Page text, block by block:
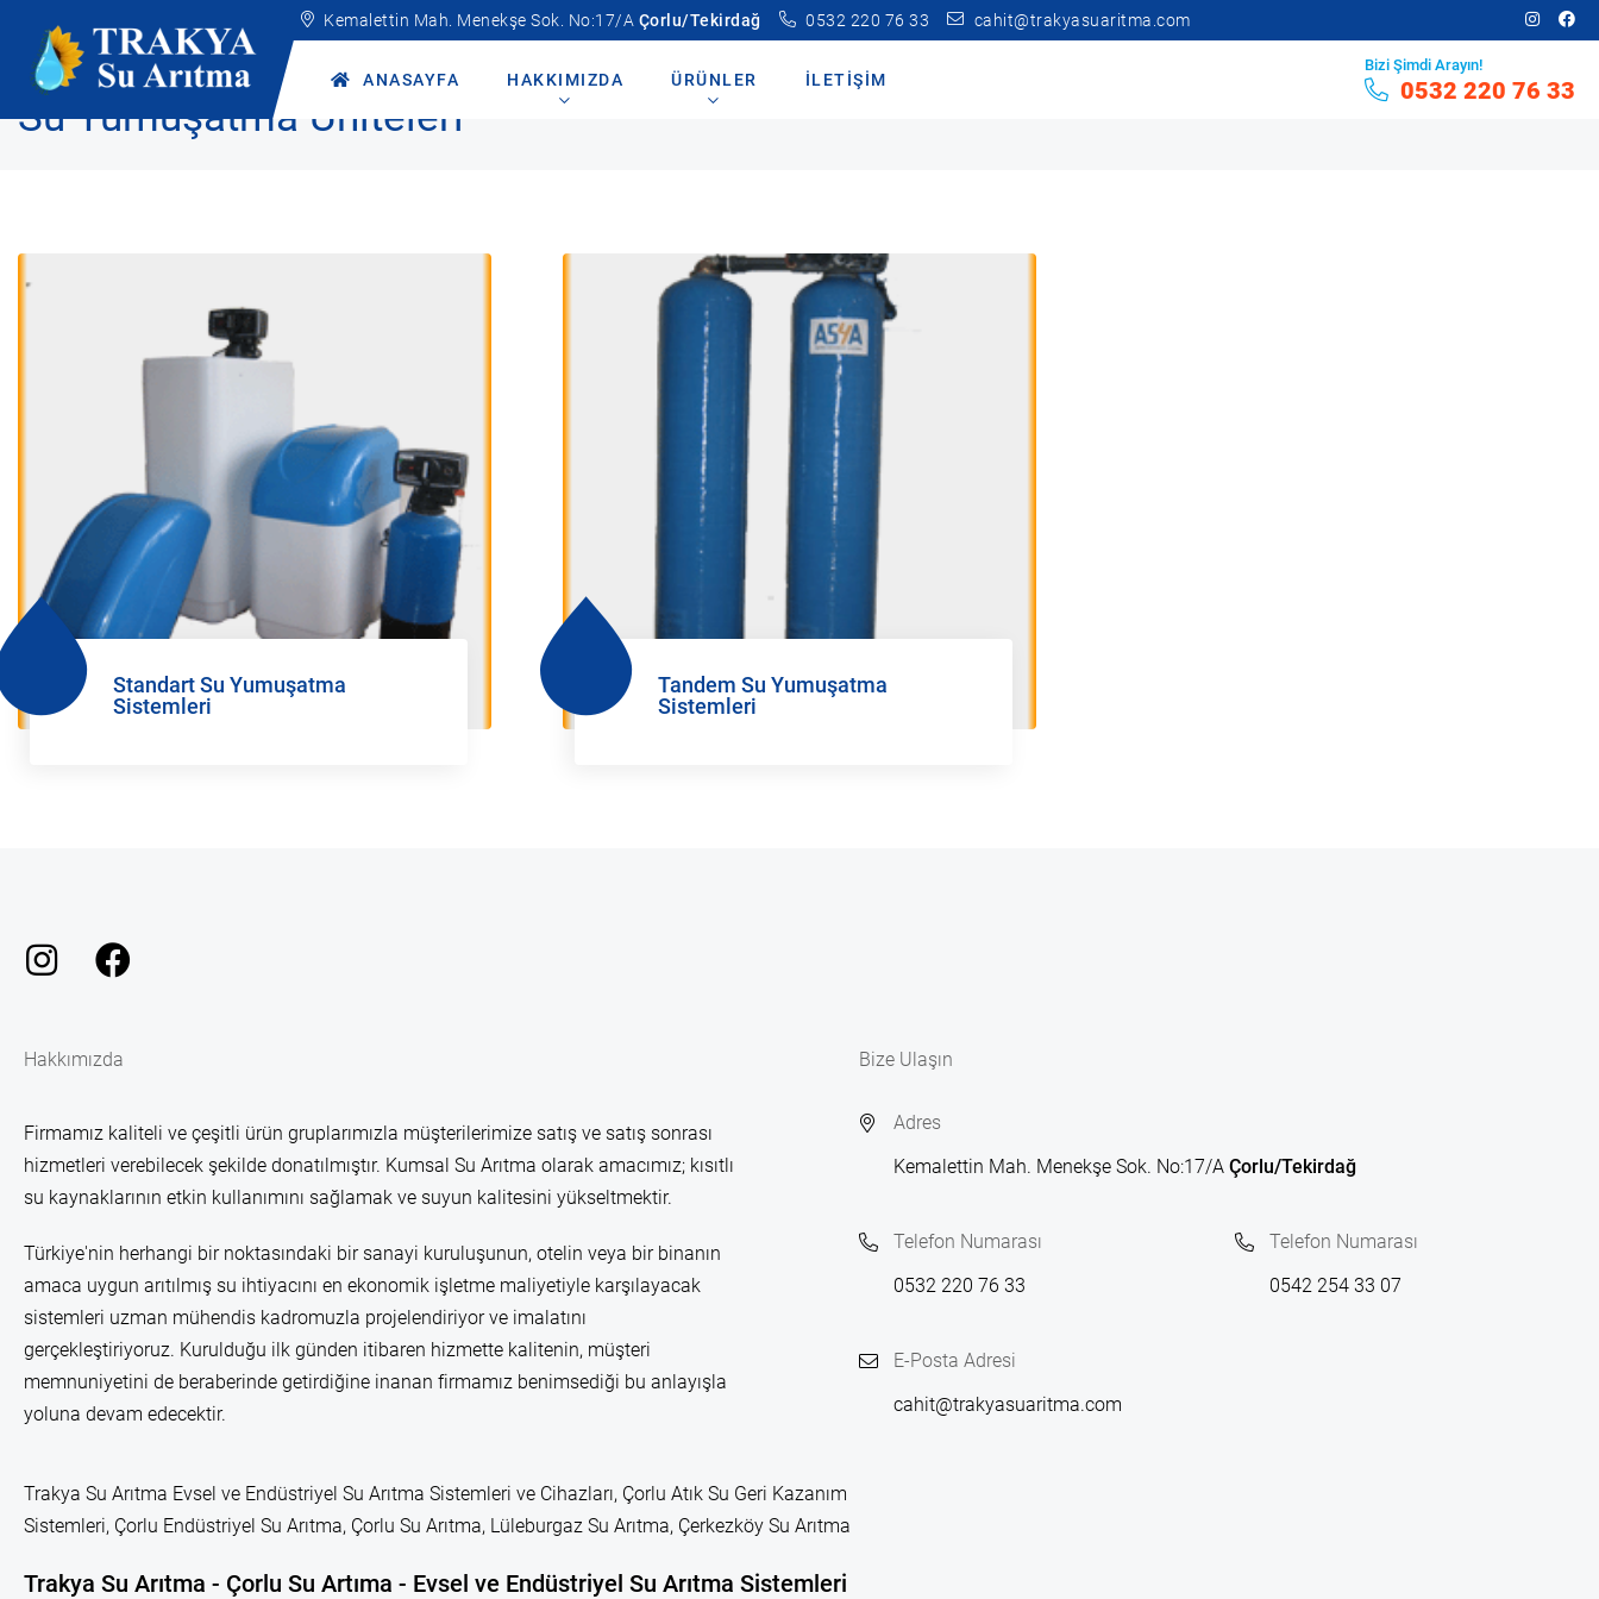
Kemalettin Mah. Menekşe Sok. No:17/A Çorlu/Tekirdağ 0532 220 76 33 cahit@trakyasuaritma.com
ANASAYFA HAKKIMIZDA ÜRÜNLER İLETIŞIM
Bizi Şimdi Arayın!
0532 220 76 33
Anasayfa Ürünler Endüstriyel Hizmetlerimiz
Su Yumuşatma Üniteleri
Standart Su Yumuşatma
Sistemleri
Tandem Su Yumuşatma
Sistemleri
Hakkımızda
Firmamız kaliteli ve çeşitli ürün gruplarımızla müşterilerimize satış ve satış sonrası
hizmetleri verebilecek şekilde donatılmıştır. Kumsal Su Arıtma olarak amacımız; kısıtlı
su kaynaklarının etkin kullanımını sağlamak ve suyun kalitesini yükseltmektir.
Türkiye'nin herhangi bir noktasındaki bir sanayi kuruluşunun, otelin veya bir binanın
amaca uygun arıtılmış su ihtiyacını en ekonomik işletme maliyetiyle karşılayacak
sistemleri uzman mühendis kadromuzla projelendiriyor ve imalatını
gerçekleştiriyoruz. Kurulduğu ilk günden itibaren hizmette kalitenin, müşteri
memnuniyetini de beraberinde getirdiğine inanan firmamız benimsediği bu anlayışla
yoluna devam edecektir.
Bize Ulaşın
Adres
Kemalettin Mah. Menekşe Sok. No:17/A Çorlu/Tekirdağ
Telefon Numarası
0532 220 76 33
Telefon Numarası
0542 254 33 07
E-Posta Adresi
cahit@trakyasuaritma.com
Trakya Su Arıtma Evsel ve Endüstriyel Su Arıtma Sistemleri ve Cihazları, Çorlu Atık Su Geri Kazanım
Sistemleri, Çorlu Endüstriyel Su Arıtma, Çorlu Su Arıtma, Lüleburgaz Su Arıtma, Çerkezköy Su Arıtma
Trakya Su Arıtma - Çorlu Su Artıma - Evsel ve Endüstriyel Su Arıtma Sistemleri